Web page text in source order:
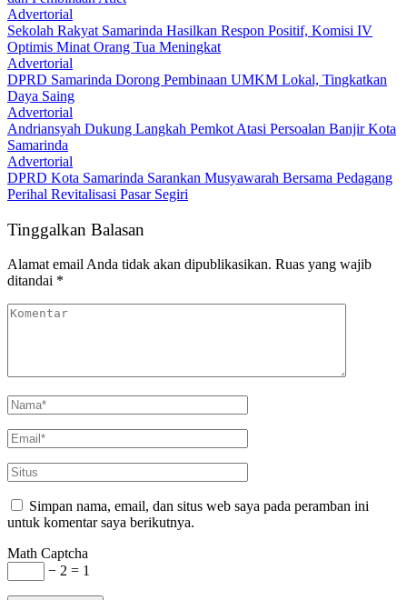
Advertorial
Sekolah Rakyat Samarinda Hasilkan Respon Positif, Komisi IV
Optimis Minat Orang Tua Meningkat
Advertorial
DPRD Samarinda Dorong Pembinaan UMKM Lokal, Tingkatkan
Daya Saing
Advertorial
Andriansyah Dukung Langkah Pemkot Atasi Persoalan Banjir Kota
Samarinda
Advertorial
DPRD Kota Samarinda Sarankan Musyawarah Bersama Pedagang
Perihal Revitalisasi Pasar Segiri
Tinggalkan Balasan
Alamat email Anda tidak akan dipublikasikan. Ruas yang wajib
ditandai *
Simpan nama, email, dan situs web saya pada peramban ini
untuk komentar saya berikutnya.
Math Captcha
− 2 = 1